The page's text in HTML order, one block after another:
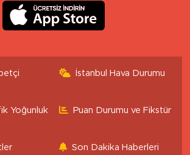
İstanbul Hava Durumu
Yoğunluk
Puan Durumu ve Fikstür
Son Dakika Haberleri